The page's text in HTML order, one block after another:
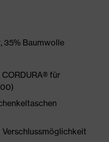
35% Baumwolle
für